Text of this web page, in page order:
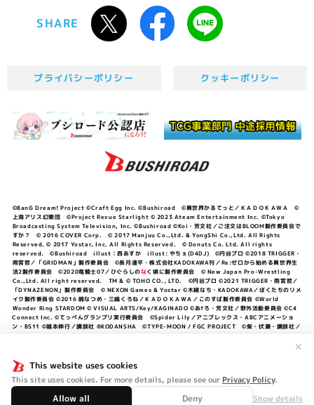
This website uses cookies
This site uses cookies. For more details, please see our Privacy Policy.
Allow all Deny Show details
✕
SHARE
プライバシーポリシー クッキーポリシー
©BanG Dream! Project ©Craft Egg Inc. ©Bushiroad ©異世界かるてっと／ＫＡＤＯＫＡＷＡ ©
上海アリス幻樂団 ©Project Revue Starlight © 2023 Ateam Entertainment Inc. ©Tokyo
Broadcasting System Television, Inc. ©Bushiroad ©Koi・芳文社／ご注文はBLOOM製作委員会で
すか？ © 2016 COVER Corp. © 2017 Manjuu Co.,Ltd. & YongShi Co.,Ltd. All Rights
Reserved. © 2017 Yostar, Inc. All Rights Reserved. © Donuts Co. Ltd. All rights
reserved. ©Bushiroad illust：西あすか illust: やちぇ(D4DJ) ©円谷プロ ©2018 TRIGGER・
雨宮哲／「GRIDMAN」製作委員会 ©長月達平・株式会社KADOKAWA刊／Re:ゼロから始める異世界生
活2製作委員会 ©2020竜騎士07／ひぐらしのなく頃に製作委員会 © New Japan Pro-Wrestling
Co.,Ltd. All right reserved. TM & © TOHO CO., LTD. ©円谷プロ ©2021 TRIGGER・雨宮哲／
「DYNAZENON」製作委員会 © NEXON Games & Yostar ©木緒なち・KADOKAWA／ぼくたちのリメ
イク製作委員会 ©2016 暁なつめ・三嶋くろね／ＫＡＤＯＫＡＷＡ／このすば製作委員会 ©World
Wonder Ring STARDOM © VISUAL ARTS/Key/KAGINADO ©あfろ・芳文社／野外活動委員会 ©C4
Connect Inc. ©てっぺんグランプリ実行委員会 ©Spider Lily／アニプレックス・ABCアニメーショ
ン・BS11 ©福本伸行／講談社 ®KODANSHA ©TYPE-MOON / FGC PROJECT ©柴・伏瀬・講談社／
©中村力斗・野澤ゆき子／集英社・君のことが大大大大大好きな製作委員会 ©IIS-P／ぽんのみち製作委
員会 ©円谷プロ ©2023 TRIGGER・雨宮哲／「劇場版グリッドマンユニバース」製作委員会 © NEXON
Games／アビドス商店街 ©プロジェクトラブライブ！蓮ノ空女学院スクールアイドルクラブ ©「勇気爆
発バーンブレイバーン」製作委員会